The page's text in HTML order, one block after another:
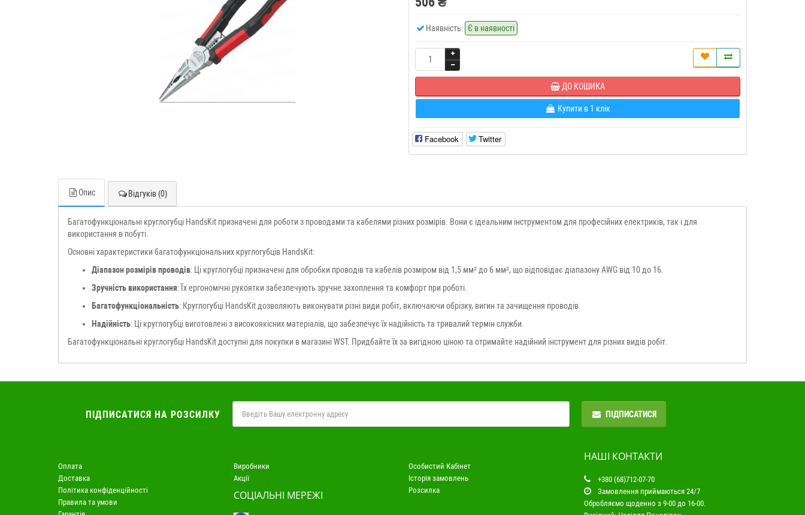
Наявність: Є в наявності
ДО КОШИКА
Купити в 1 клік
Facebook Twitter
Опис Відгуків (0)
Багатофункціональні круглогубці HandsKit призначені для роботи з проводами та кабелями різних розмірів. Вони є ідеальним інструментом для професійних електриків, так і для
використання в побуті.
Основні характеристики багатофункціональних круглогубців HandsKit:
Діапазон розмірів проводів: Ці круглогубці призначені для обробки проводів та кабелів розміром від 1,5 мм² до 6 мм², що відповідає діапазону AWG від 10 до 16.
Зручність використання: Їх ергономічні рукоятки забезпечують зручне захоплення та комфорт при роботі.
Багатофункціональність: Круглогубці HandsKit дозволяють виконувати різні види робіт, включаючи обрізку, вигин та зачищення проводів.
Надійність: Ці круглогубці виготовлені з високоякісних матеріалів, що забезпечує їх надійність та тривалий термін служби.
Багатофункціональні круглогубці HandsKit доступні для покупки в магазині WST. Придбайте їх за вигідною ціною та отримайте надійний інструмент для різних видів робіт.
ПІДПИСАТИСЯ НА РОЗСИЛКУ ПІДПИСАТИСЯ
Оплата
Доставка
Політика конфіденційності
Правила та умови
Виробники
Акції
СОЦІАЛЬНІ МЕРЕЖІ
Особистий Кабінет
Історія замовлень
Розсилка
НАШІ КОНТАКТИ
+380 (68)712-07-70
Замовлення приймаються 24/7
Обробляємо щоденно з 9-00 до 16-00.